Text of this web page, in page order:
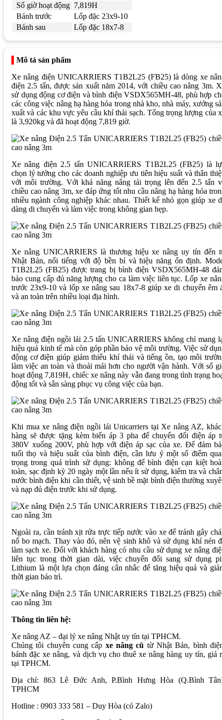
Số giờ hoạt động 7,819H
Bánh trước
Lốp đặc 23x9-10
Bánh sau
Lốp đặc 18x7-8
Mô tả sản phẩm
Xe nâng điện UNICARRIERS T1B2L25 (FB25) là dòng xe
điện 2.5 tấn, được sản xuất năm 2014, với chiều cao nâng 3m.
sử dụng động cơ điện và bình điện VSDX565MH-48, phù hợp
các công việc nâng hạ hàng hóa trong nhà kho, nhà máy, xưởng
xuất và các khu vực yêu cầu khí thải sạch. Tổng trọng lượng của
là 3,920kg và đã hoạt động 7,819 giờ.
Xe nâng điện 2.5 tấn UNICARRIERS T1B2L25 (FB25) là
chọn lý tưởng cho các doanh nghiệp ưu tiên hiệu suất và thân
với môi trường. Với khả năng nâng tải trọng lên đến 2.5 tấn
chiều cao nâng 3m, xe đáp ứng tốt nhu cầu nâng hạ hàng hóa
nhiều ngành công nghiệp khác nhau. Thiết kế nhỏ gọn giúp xe
dàng di chuyển và làm việc trong không gian hẹp.
Xe nâng UNICARRIERS là thương hiệu xe nâng uy tín đến
Nhật Bản, nổi tiếng với độ bền bỉ và hiệu năng ổn định.
T1B2L25 (FB25) được trang bị bình điện VSDX565MH-48
bảo cung cấp đủ năng lượng cho ca làm việc liên tục. Lốp xe
trước 23x9-10 và lốp xe nâng sau 18x7-8 giúp xe di chuyển êm
và an toàn trên nhiều loại địa hình.
Xe nâng điện ngồi lái 2.5 tấn UNICARRIERS không chỉ mang
hiệu quả kinh tế mà còn góp phần bảo vệ môi trường. Việc sử
động cơ điện giúp giảm thiểu khí thải và tiếng ồn, tạo môi
làm việc an toàn và thoải mái hơn cho người vận hành. Với số
hoạt động 7,819H, chiếc xe nâng này vẫn đang trong tình trạng
động tốt và sẵn sàng phục vụ công việc của bạn.
Khi mua xe nâng điện ngồi lái Unicarriers tại Xe nâng AZ,
hàng sẽ được tặng kèm biến áp 3 pha để chuyển đổi điện áp
380V xuống 200V, phù hợp với điện áp sạc của xe. Để đảm
tuổi thọ và hiệu suất của bình điện, cần lưu ý một số điểm
trọng trong quá trình sử dụng: không để bình điện cạn kiệt
toàn, sạc định kỳ 20 ngày một lần nếu ít sử dụng, kiểm tra và
nước bình điện khi cần thiết, vệ sinh bề mặt bình điện thường
và nạp đủ điện trước khi sử dụng.
Ngoài ra, cần tránh xịt rửa trực tiếp nước vào xe để tránh gây
nổ bo mạch. Thay vào đó, nên vệ sinh khô và sử dụng khí nén
làm sạch xe. Đối với khách hàng có nhu cầu sử dụng xe nâng
liên tục trong thời gian dài, việc chuyển đổi sang sử dụng
Lithium là một lựa chọn đáng cân nhắc để tăng hiệu quả và
thời gian bảo trì.
Thông tin liên hệ:
Xe nâng AZ – đại lý xe nâng Nhật uy tín tại TPHCM.
Chúng tôi chuyên cung cấp xe nâng cũ từ Nhật Bản, bình
bánh đặc xe nâng, và dịch vụ cho thuê xe nâng hàng uy tín, giá
tại TPHCM.
Địa chỉ: 863 Lê Đức Anh, P.Bình Hưng Hòa (Q.Bình
TPHCM
Hotline : 0903 333 581 – Duy Hòa (có Zalo)